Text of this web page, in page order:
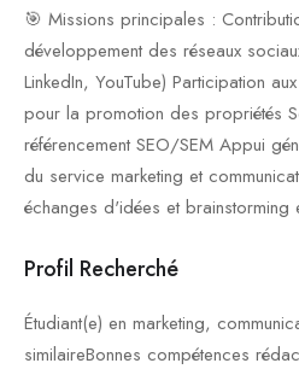
🎯 Missions principales :
développement des réseaux
LinkedIn, YouTube) Participation
pour la promotion des propriétés
référencement SEO/SEM Appui
du service marketing et
échanges d'idées et brainstorming
Profil Recherché
Étudiant(e) en marketing,
similaireBonnes compétences